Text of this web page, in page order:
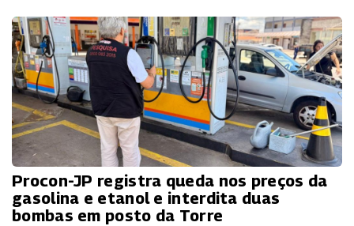
Procon-JP registra queda nos preços da
gasolina e etanol e interdita duas
bombas em posto da Torre